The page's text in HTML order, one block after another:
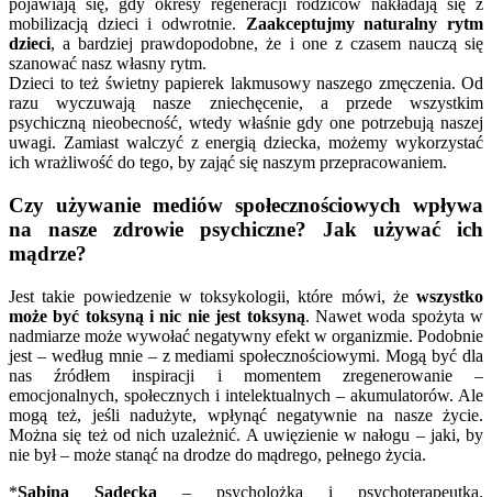
pojawiają się, gdy okresy regeneracji rodziców nakładają się z
mobilizacją dzieci i odwrotnie. Zaakceptujmy naturalny rytm
dzieci, a bardziej prawdopodobne, że i one z czasem nauczą się
szanować nasz własny rytm.
Dzieci to też świetny papierek lakmusowy naszego zmęczenia. Od
razu wyczuwają nasze zniechęcenie, a przede wszystkim
psychiczną nieobecność, wtedy właśnie gdy one potrzebują naszej
uwagi. Zamiast walczyć z energią dziecka, możemy wykorzystać
ich wrażliwość do tego, by zająć się naszym przepracowaniem.
Czy używanie mediów społecznościowych wpływa
na nasze zdrowie psychiczne? Jak używać ich
mądrze?
Jest takie powiedzenie w toksykologii, które mówi, że wszystko
może być toksyną i nic nie jest toksyną. Nawet woda spożyta w
nadmiarze może wywołać negatywny efekt w organizmie. Podobnie
jest – według mnie – z mediami społecznościowymi. Mogą być dla
nas źródłem inspiracji i momentem zregenerowanie –
emocjonalnych, społecznych i intelektualnych – akumulatorów. Ale
mogą też, jeśli nadużyte, wpłynąć negatywnie na nasze życie.
Można się też od nich uzależnić. A uwięzienie w nałogu – jaki, by
nie był – może stanąć na drodze do mądrego, pełnego życia.
*Sabina Sadecka – psycholożka i psychoterapeutka.